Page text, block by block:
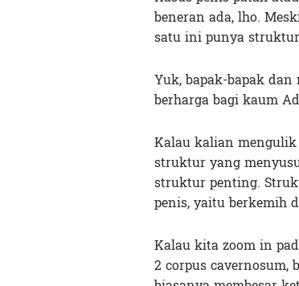
beneran ada, lho.
satu ini punya
Yuk, bapak-bapak dan
berharga bagi kaum
Kalau kalian
struktur yang
struktur penting.
penis, yaitu berkemih
Kalau kita zoom in
2 corpus